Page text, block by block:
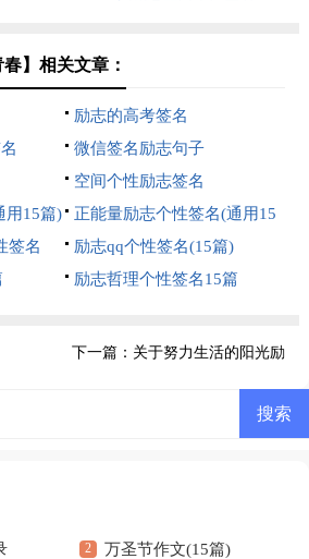
】相关文章：
励志的高考签名
微信签名励志句子
空间个性励志签名
用15篇)
正能量励志个性签名(通用15
篇)
签名
励志qq个性签名(15篇)
励志哲理个性签名15篇
下一篇： 关于努力生活的阳光励
志签名
万圣节作文(15篇)